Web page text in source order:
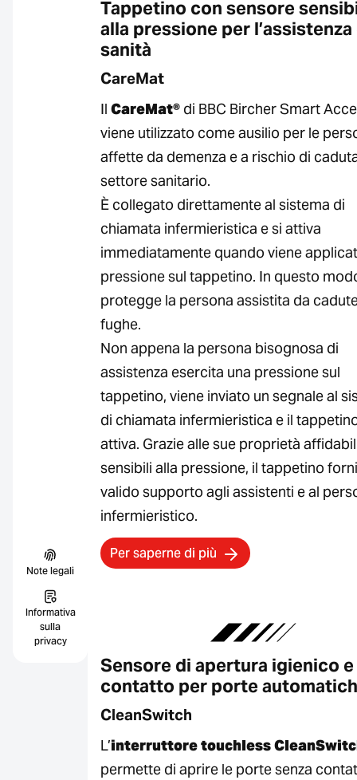
Note legali
Informativa
sulla
privacy
Tappetino con sensore
alla pressione per l’assistenza
sanità
CareMat
Il CareMat® di BBC Bircher Smart
viene utilizzato come ausilio per le
affette da demenza e a rischio di
settore sanitario.
È collegato direttamente al sistema di
chiamata infermieristica e si attiva
immediatamente quando viene
pressione sul tappetino. In questo
protegge la persona assistita da
fughe.
Non appena la persona bisognosa di
assistenza esercita una pressione sul
tappetino, viene inviato un segnale al
di chiamata infermieristica e il
attiva. Grazie alle sue proprietà
sensibili alla pressione, il tappetino
valido supporto agli assistenti e al
infermieristico.
Per saperne di più
Sensore di apertura igienico e
contatto per porte
CleanSwitch
L’interruttore touchless
permette di aprire le porte senza